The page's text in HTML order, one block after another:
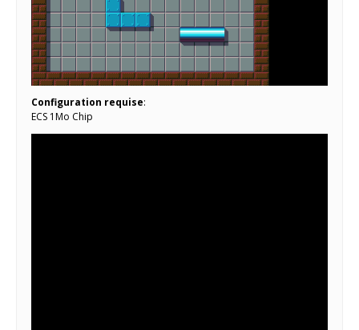
Configuration requise:
ECS 1Mo Chip